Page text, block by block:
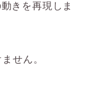
きを再現しま
せん。